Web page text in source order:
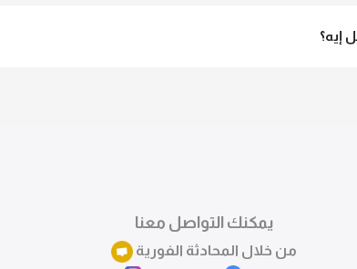
إيه؟
يمكنك التواصل معنا
من خلال المحادثة الفورية